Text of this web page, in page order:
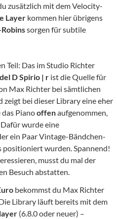
zusätzlich mit dem Velocity-
Layer kommen hier übrigens
sorgen für subtile
Teil: Das im Studio Richter
D Spirio | r ist die Quelle für
Max Richter bei sämtlichen
bei dieser Library eine eher
Pianooffenaufgenommen,
Dafür wurde eine
ein Paar Vintage-Bändchen-
wurden. Spannend!
musst du mal der
Besuch abstatten.
bekommst du Max Richter
Library läuft bereits mit dem
(6.8.0 oder neuer) –